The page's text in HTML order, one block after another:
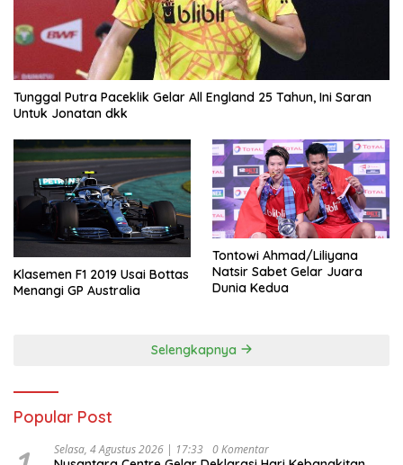
Tunggal Putra Paceklik Gelar All England 25 Tahun, Ini Saran
Untuk Jonatan dkk
Klasemen F1 2019 Usai Bottas
Menangi GP Australia
Tontowi Ahmad/Liliyana
Natsir Sabet Gelar Juara
Dunia Kedua
Selengkapnya
Popular Post
Selasa, 4 Agustus 2026 | 17:33 0 Komentar